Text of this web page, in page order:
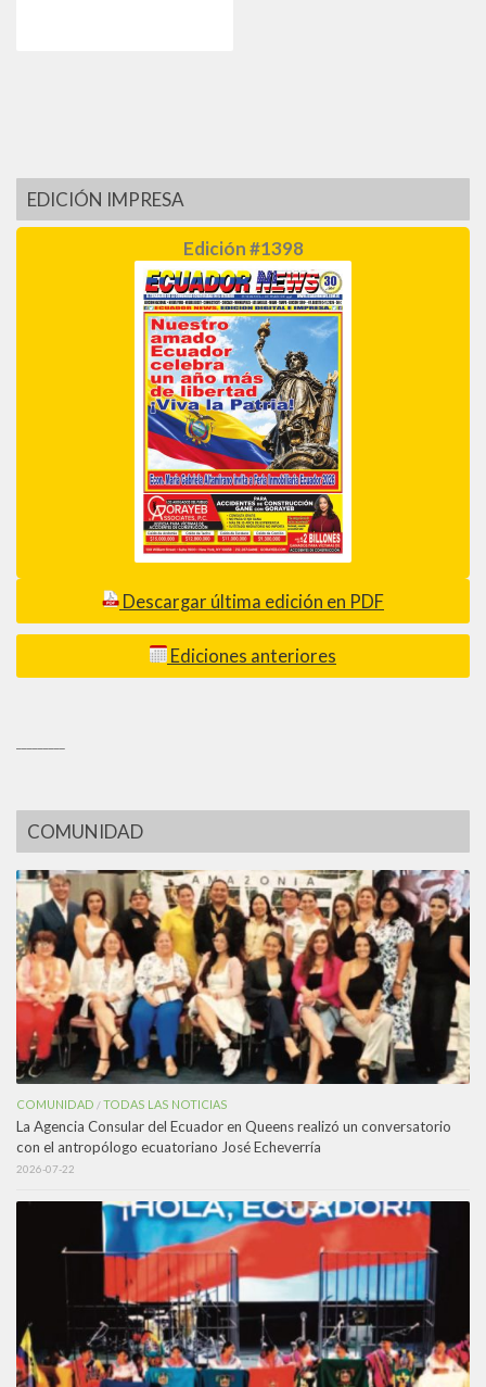
EDICIÓN IMPRESA
Edición #1398
Descargar última edición en PDF
Ediciones anteriores
COMUNIDAD
COMUNIDAD /TODAS LAS NOTICIAS
La Agencia Consular del Ecuador en Queens realizó un conversatorio
con el antropólogo ecuatoriano José Echeverría
2026-07-22